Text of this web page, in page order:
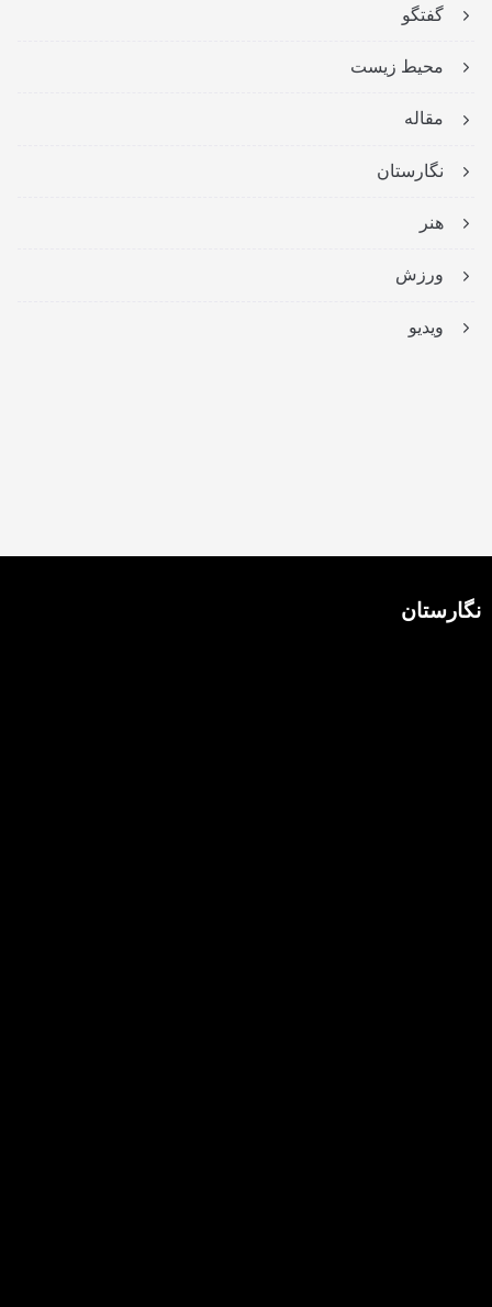
گفتگو
محیط زیست
مقاله
نگارستان
هنر
ورزش
ویدیو
نگارستان